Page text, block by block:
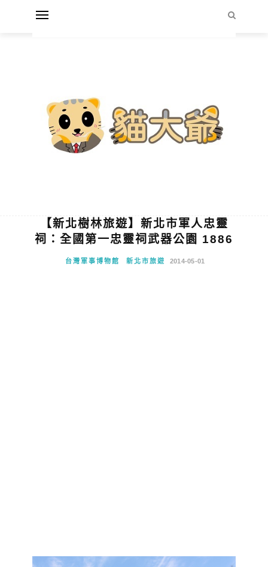
【新北樹林旅遊】新北市軍人忠靈
祠：全國第一忠靈祠武器公園 1886
台灣軍事博物館 新北市旅遊 2014-05-01